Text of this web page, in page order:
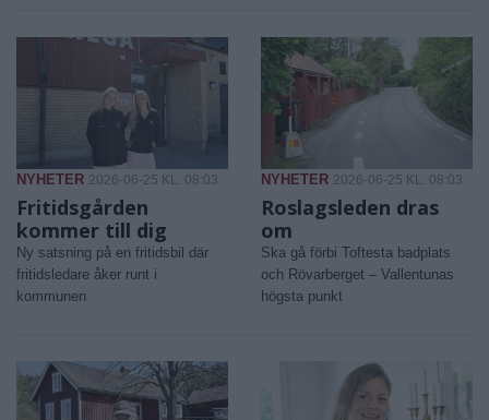
NYHETER 2026-06-25 KL. 08:03
Fritidsgården
kommer till dig
Ny satsning på en fritidsbil där
fritidsledare åker runt i
kommunen
NYHETER 2026-06-25 KL. 08:03
Roslagsleden dras
om
Ska gå förbi Toftesta badplats
och Rövarberget – Vallentunas
högsta punkt